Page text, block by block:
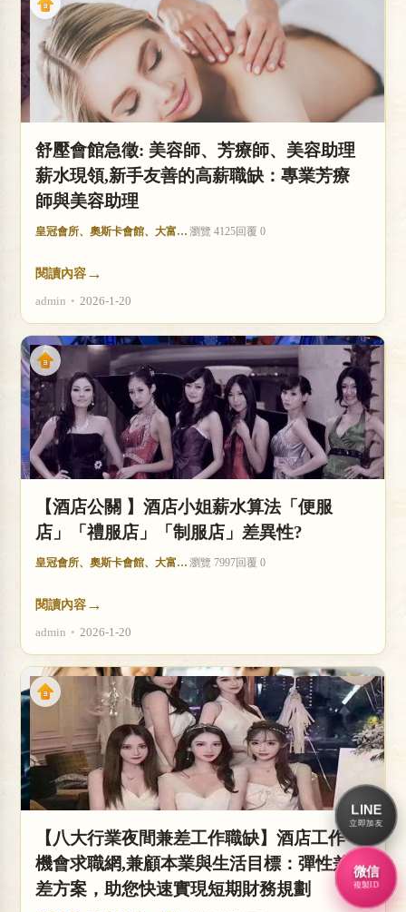
舒壓會館急徵: 美容師、芳療師、美容助理
薪水現領,新手友善的高薪職缺：專業芳療
師與美容助理
皇冠會所、奧斯卡會館、大富豪酒店 瀏覽 4125回覆 0
閱讀內容 →
admin • 2026-1-20
【酒店公關 】酒店小姐薪水算法「便服
店」「禮服店」「制服店」差異性?
皇冠會所、奧斯卡會館、大富豪酒店 瀏覽 7997回覆 0
閱讀內容 →
admin • 2026-1-20
【八大行業夜間兼差工作職缺】酒店工作
機會求職網,兼顧本業與生活目標：彈性兼
差方案，助您快速實現短期財務規劃
LINE
立即加友
微信
複製ID